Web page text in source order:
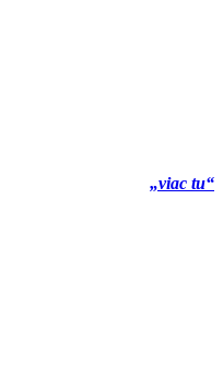
„viac tu“